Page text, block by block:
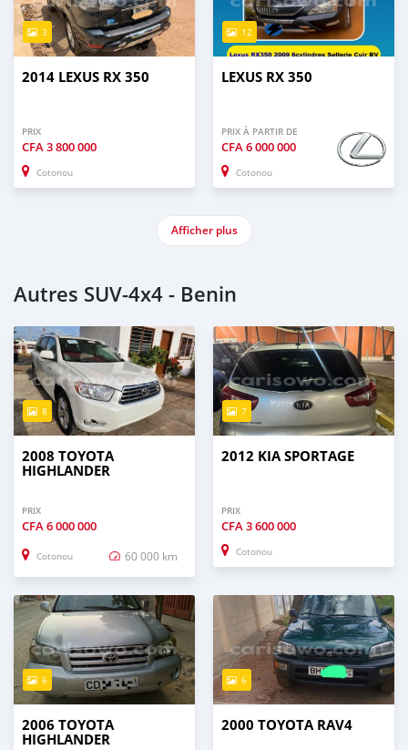
3
2014 LEXUS RX 350
PRIX
CFA3 800 000
Cotonou
12
LEXUS RX 350
PRIX À PARTIR DE
CFA6 000 000
Cotonou
Afficher plus
Autres SUV‒4x4 - Benin
8
2008 TOYOTA
HIGHLANDER
PRIX
CFA6 000 000
Cotonou 60 000 km
7
2012 KIA SPORTAGE
PRIX
CFA3 600 000
Cotonou
6
2006 TOYOTA
HIGHLANDER
6
2000 TOYOTA RAV4